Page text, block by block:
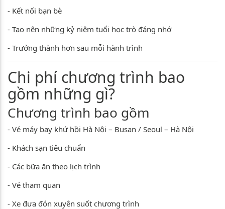
- Kết nối bạn bè
- Tạo nên những kỷ niệm tuổi học trò đáng nhớ
- Trưởng thành hơn sau mỗi hành trình
Chi phí chương trình bao
gồm những gì?
Chương trình bao gồm
- Vé máy bay khứ hồi Hà Nội – Busan / Seoul – Hà Nội
- Khách sạn tiêu chuẩn
- Các bữa ăn theo lịch trình
- Vé tham quan
- Xe đưa đón xuyên suốt chương trình